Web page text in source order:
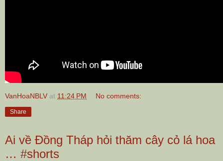
VanHoaNBLV at 11:24 PM No comments:
Share
Ai về Đồng Tháp hỏi thăm cây cỏ lá hoa
… #shorts